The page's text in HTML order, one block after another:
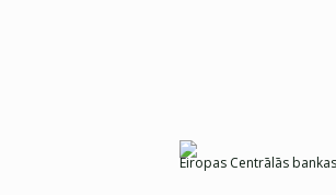
Eiropas Centrālās